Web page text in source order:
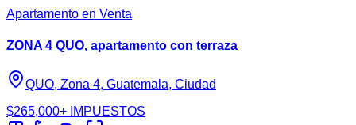
Apartamento en Venta
ZONA 4 QUO, apartamento con terraza
QUO, Zona 4, Guatemala, Ciudad
$265,000+ IMPUESTOS